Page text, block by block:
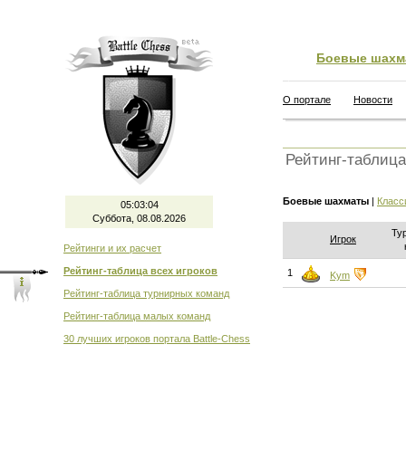
05:03:04
Суббота, 08.08.2026
Рейтинги и их расчет
Рейтинг-таблица всех игроков
Рейтинг-таблица турнирных команд
Рейтинг-таблица малых команд
30 лучших игроков портала Battle-Chess
Боевые
О портале Новости
Рейтинг-
Боевые шахматы |
Игрок
1 Kym